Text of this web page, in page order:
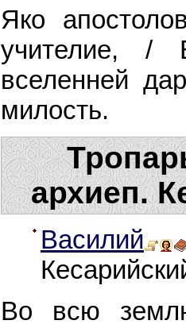
Яко
учителие, /
вселенней
милость.
архиеп.
Василий
Во всю